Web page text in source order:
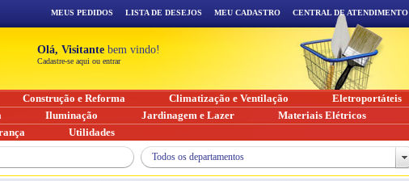
MEUS PEDIDOS LISTA DE DESEJOS MEU CADASTRO CENTRAL DE ATENDIMENTO
Olá, Visitante bem vindo!
Cadastre-se aqui ou entrar
Construção e Reforma Climatização e Ventilação Eletroportáteis
Iluminação Jardinagem e Lazer
Materiais Elétricos
Utilidades
Todos os departamentos